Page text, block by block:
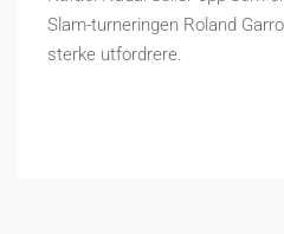
Slam-turneringen Roland
sterke utfordrere.